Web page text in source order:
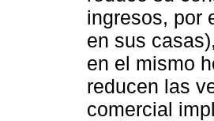
ingresos, por
en sus
en el mismo
reducen las
comercial